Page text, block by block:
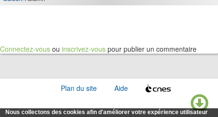
Connectez-vous ou inscrivez-vous pour publier un commentaire
Plan du site Aide
Nous collectons des cookies afin d'améliorer votre expérience utilisateur